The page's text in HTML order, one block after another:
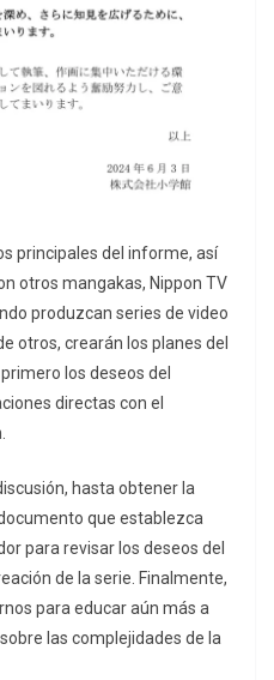
principales del informe, así
otros mangakas, Nippon TV
produzcan series de video
otros, crearán los planes del
los deseos del
directas con el
hasta obtener la
que establezca
para revisar los deseos del
de la serie. Finalmente,
para educar aún más a
las complejidades de la